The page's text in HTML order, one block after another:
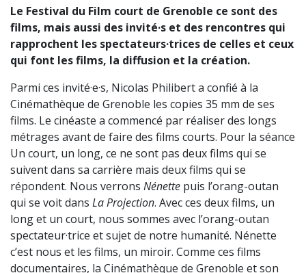
Le Festival du Film court de Grenoble ce sont des
films, mais aussi des invité·s et des rencontres qui
rapprochent les spectateurs·trices de celles et ceux
qui font les films, la diffusion et la création.
Parmi ces invité·e·s, Nicolas Philibert a confié à la
Cinémathèque de Grenoble les copies 35 mm de ses
films. Le cinéaste a commencé par réaliser des longs
métrages avant de faire des films courts. Pour la séance
Un court, un long, ce ne sont pas deux films qui se
suivent dans sa carrière mais deux films qui se
répondent. Nous verrons Nénette puis l’orang-outan
qui se voit dans La Projection. Avec ces deux films, un
long et un court, nous sommes avec l’orang-outan
spectateur·trice et sujet de notre humanité. Nénette
c’est nous et les films, un miroir. Comme ces films
documentaires, la Cinémathèque de Grenoble et son